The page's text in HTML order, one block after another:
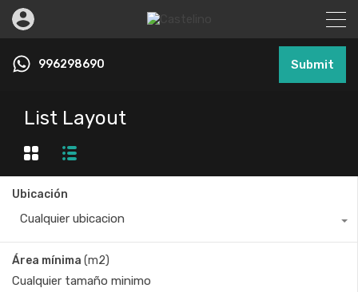
996298690 Submit
List Layout
Ubicación
Cualquier ubicacion
Área mínima (m2)